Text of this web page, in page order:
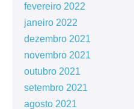
fevereiro 2022
janeiro 2022
dezembro 2021
novembro 2021
outubro 2021
setembro 2021
agosto 2021